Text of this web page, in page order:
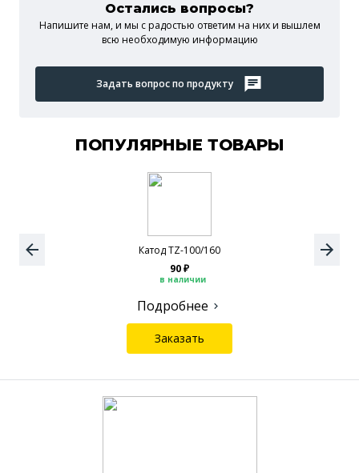
Остались вопросы?
Напишите нам, и мы c радостью ответим на них и вышлем
всю необходимую информацию
Задать вопрос по продукту
ПОПУЛЯРНЫЕ ТОВАРЫ
Катод TZ-100/160
90 ₽
в наличии
Подробнее
Заказать